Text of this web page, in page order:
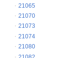
21065
21070
21073
21074
21080